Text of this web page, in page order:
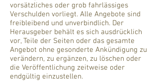
vorsätzliches oder grob fahrlässiges
Verschulden vorliegt. Alle Angebote sind
freibleibend und unverbindlich. Der
Herausgeber behält es sich ausdrücklich
vor, Teile der Seiten oder das gesamte
Angebot ohne gesonderte Ankündigung zu
verändern, zu ergänzen, zu löschen oder
die Veröffentlichung zeitweise oder
endgültig einzustellen.